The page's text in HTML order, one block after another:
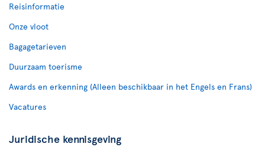
Reisinformatie
Onze vloot
Bagagetarieven
Duurzaam toerisme
Awards en erkenning (Alleen beschikbaar in het Engels en Frans)
Vacatures
Juridische kennisgeving